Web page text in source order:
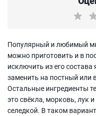
Популярный и любимый
можно приготовить и в
исключить из его
заменить на постный или
Остальные ингредиенты
это свёкла, морковь, лук
селедкой. В таком